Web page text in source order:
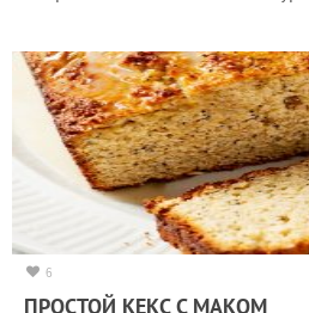
6
ПРОСТОЙ КЕКС С МАКОМ